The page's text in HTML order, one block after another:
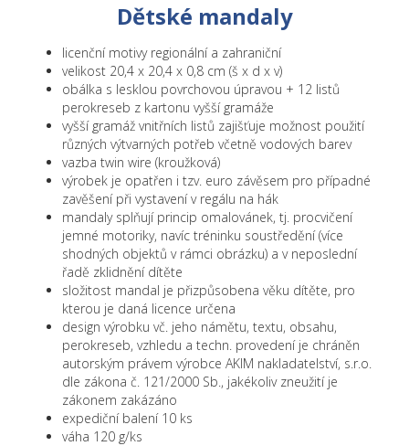
Pexeso v krabičce s úchopem
Pexeso v ozdobné krabičce - otevři a hraj
Karetní pexesa
Karetní pakety
Černý Petr
Kvarteto
Hrací karty
Karetní domino
Didaktické, deskové hry
Doprodej
Stíratelný sešit - Procvičuj si psaní písmen
a číslic
Stíratelné listy A5 .. procvičuj si, zas a
znovu ..
Blok A6 s kroužkovou vazbou
Psací sada: blok A5 s kroužkovou vazbou +
kuličkové pero
Zápisníček A6
Zápisník A6 s vazbou twin wire
Zápisník A5 s vazbou twin wire
Zápisník A6 s 3D aplikací a vazbou twin
wire
Zápisník A5 s 3D aplikací a vazbou twin
wire
Procvičovací hodiny čtvercové
Dětské mandaly
licenční motivy regionální a zahraniční
velikost 20,4 x 20,4 x 0,8 cm (š x d x v)
obálka s lesklou povrchovou úpravou + 12 listů
perokreseb z kartonu vyšší gramáže
vyšší gramáž vnitřních listů zajišťuje možnost použití
různých výtvarných potřeb včetně vodových barev
vazba twin wire (kroužková)
výrobek je opatřen i tzv. euro závěsem pro případné
zavěšení při vystavení v regálu na hák
mandaly splňují princip omalovánek, tj. procvičení
jemné motoriky, navíc tréninku soustředění (více
shodných objektů v rámci obrázku) a v neposlední
řadě zklidnění dítěte
složitost mandal je přizpůsobena věku dítěte, pro
kterou je daná licence určena
design výrobku vč. jeho námětu, textu, obsahu,
perokreseb, vzhledu a techn. provedení je chráněn
autorským právem výrobce AKIM nakladatelství, s.r.o.
dle zákona č. 121/2000 Sb., jakékoliv zneužití je
zákonem zakázáno
expediční balení 10 ks
váha 120 g/ks